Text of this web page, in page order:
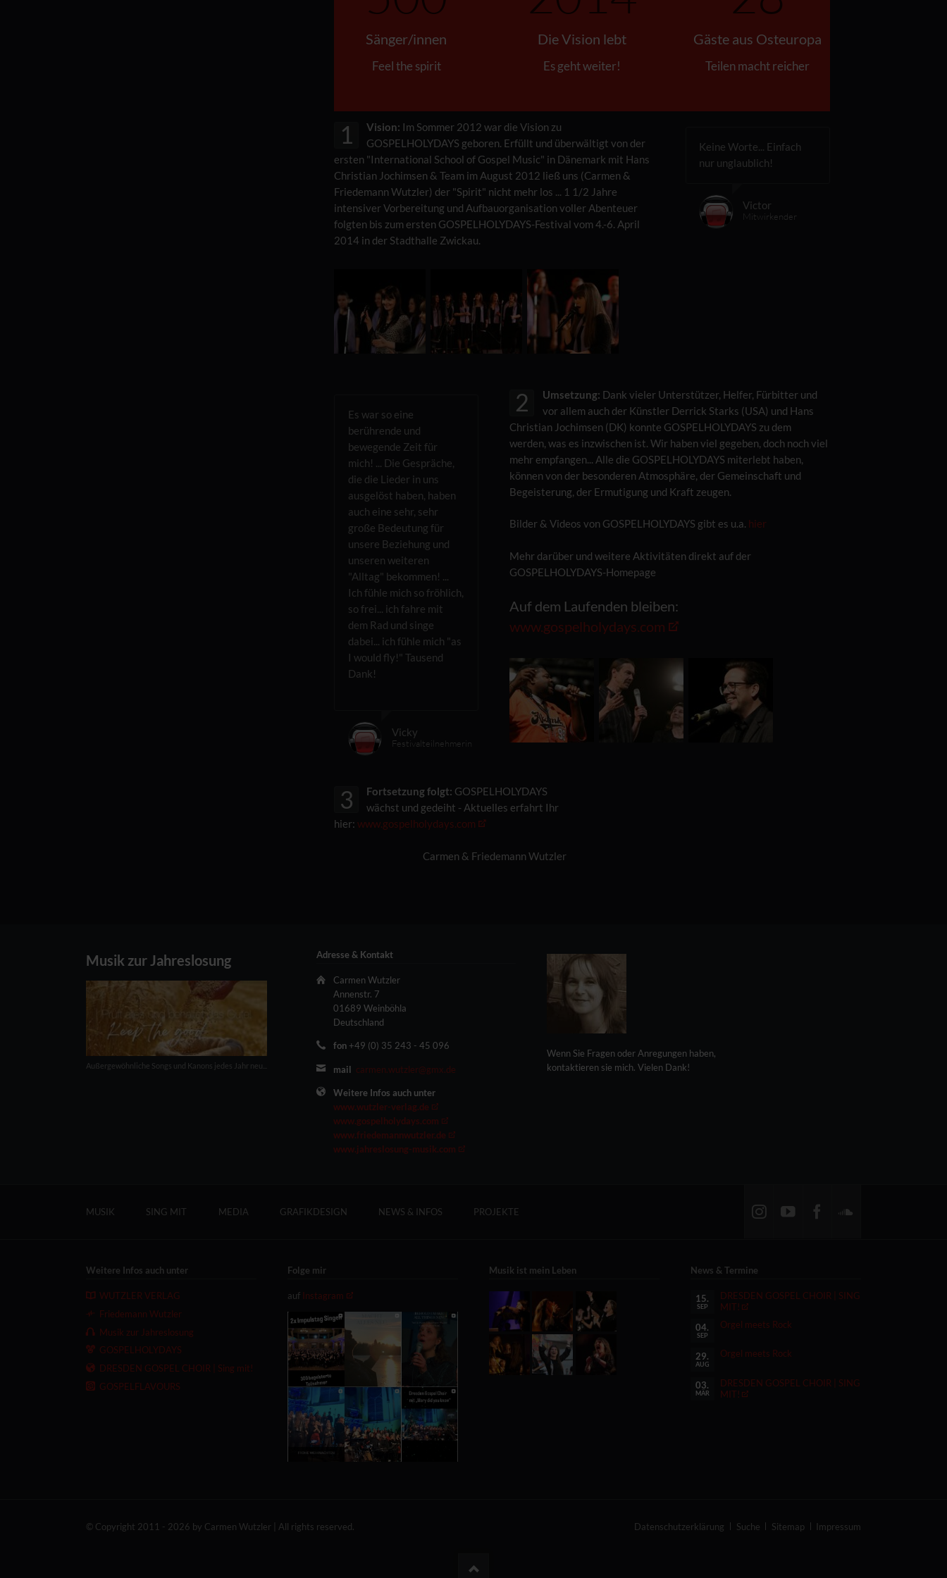
Sänger/innen
Feel the spirit
Die Vision lebt
Es geht weiter!
Gäste aus Osteuropa
Teilen macht reicher
1 Vision: Im Sommer 2012 war die Vision zu
GOSPELHOLYDAYS geboren. Erfüllt und überwältigt von der
ersten "International School of Gospel Music" in Dänemark mit Hans
Christian Jochimsen & Team im August 2012 ließ uns (Carmen &
Friedemann Wutzler) der "Spirit" nicht mehr los ... 1 1/2 Jahre
intensiver Vorbereitung und Aufbauorganisation voller Abenteuer
folgten bis zum ersten GOSPELHOLYDAYS-Festival vom 4.-6. April
2014 in der Stadthalle Zwickau.
Keine Worte... Einfach
nur unglaublich!
Victor
Mitwirkender
Es war so eine
berührende und
bewegende Zeit für
mich! ... Die Gespräche,
die die Lieder in uns
ausgelöst haben, haben
auch eine sehr, sehr
große Bedeutung für
unsere Beziehung und
unseren weiteren
"Alltag" bekommen! ...
Ich fühle mich so fröhlich,
so frei... ich fahre mit
dem Rad und singe
dabei... ich fühle mich "as
I would fly!" Tausend
Dank!
Vicky
Festivalteilnehmerin
2 Umsetzung: Dank vieler Unterstützer, Helfer, Fürbitter und
vor allem auch der Künstler Derrick Starks (USA) und Hans
Christian Jochimsen (DK) konnte GOSPELHOLYDAYS zu dem
werden, was es inzwischen ist. Wir haben viel gegeben, doch noch viel
mehr empfangen... Alle die GOSPELHOLYDAYS miterlebt haben,
können von der besonderen Atmosphäre, der Gemeinschaft und
Begeisterung, der Ermutigung und Kraft zeugen.
Bilder & Videos von GOSPELHOLYDAYS gibt es u.a. hier
Mehr darüber und weitere Aktivitäten direkt auf der
GOSPELHOLYDAYS-Homepage
Auf dem Laufenden bleiben:
www.gospelholydays.com
3 Fortsetzung folgt: GOSPELHOLYDAYS
wächst und gedeiht - Aktuelles erfahrt Ihr
hier: www.gospelholydays.com
Carmen & Friedemann Wutzler
Musik zur Jahreslosung
Außergewöhnliche Songs und Kanons jedes Jahr neu...
Adresse & Kontakt
Carmen Wutzler
Annenstr. 7
01689 Weinböhla
Deutschland
fon +49 (0) 35 243 - 45 096
mail carmen.wutzler@gmx.de
Weitere Infos auch unter
www.wutzler-verlag.de
www.gospelholydays.com
www.friedemannwutzler.de
www.jahreslosung-musik.com
Wenn Sie Fragen oder Anregungen haben,
kontaktieren sie mich. Vielen Dank!
überspringen
MUSIK SING MIT MEDIA GRAFIKDESIGN NEWS & INFOS PROJEKTE
Weitere Infos auch unter
WUTZLER VERLAG
Friedemann Wutzler
Musik zur Jahreslosung
GOSPELHOLYDAYS
DRESDEN GOSPEL CHOIR | Sing mit!
GOSPELFLAVOURS
Folge mir
auf Instagram
Musik ist mein Leben News & Termine
15.
SEP
DRESDEN GOSPEL CHOIR | SING
MIT!
04.
SEP
Orgel meets Rock
29.
AUG
Orgel meets Rock
03.
MÄR
DRESDEN GOSPEL CHOIR | SING
MIT!
© Copyright 2011 - 2026 by Carmen Wutzler | All rights reserved.
Navigation
Datenschutzerklärung Suche Sitemap Impressum